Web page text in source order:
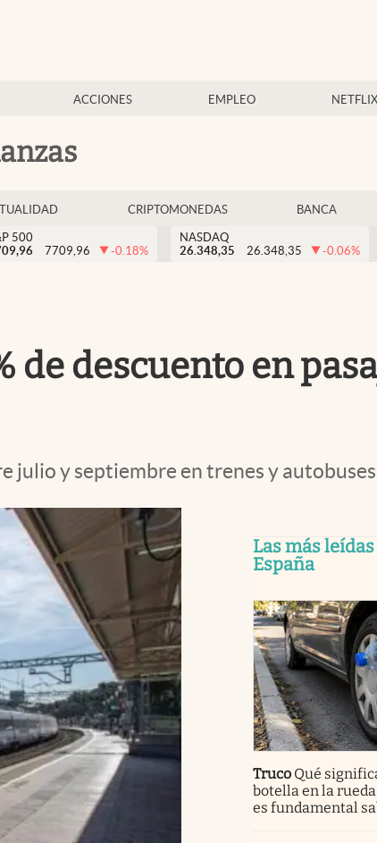
ACCIONES EMPLEO NETFLIX
CRIPTOMONEDAS BANCA
500
7709,96 -0.18%
NASDAQ
26.348,35
26.348,35 -0.06%
de descuento en
julio y septiembre en trenes y
Las más
España
Truco Qué
botella en la
es fundamental